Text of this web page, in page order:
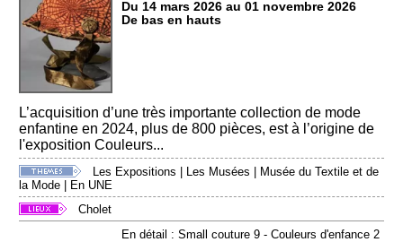
Du 14 mars 2026 au 01 novembre 2026
De bas en hauts
L’acquisition d’une très importante collection de mode
enfantine en 2024, plus de 800 pièces, est à l’origine de
l'exposition Couleurs...
Les Expositions | Les Musées | Musée du Textile et de
la Mode | En UNE
Cholet
En détail : Small couture 9 - Couleurs d'enfance 2